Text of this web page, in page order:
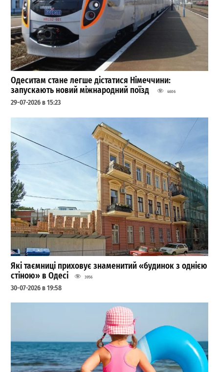
Одеситам стане легше дістатися Німеччини:
запускають новий міжнародний поїзд
4606
29-07-2026 в 15:23
Які таємниці приховує знаменитий «будинок з однією
стіною» в Одесі
3956
30-07-2026 в 19:58